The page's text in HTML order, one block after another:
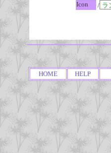
Icon
/
HOME HELP